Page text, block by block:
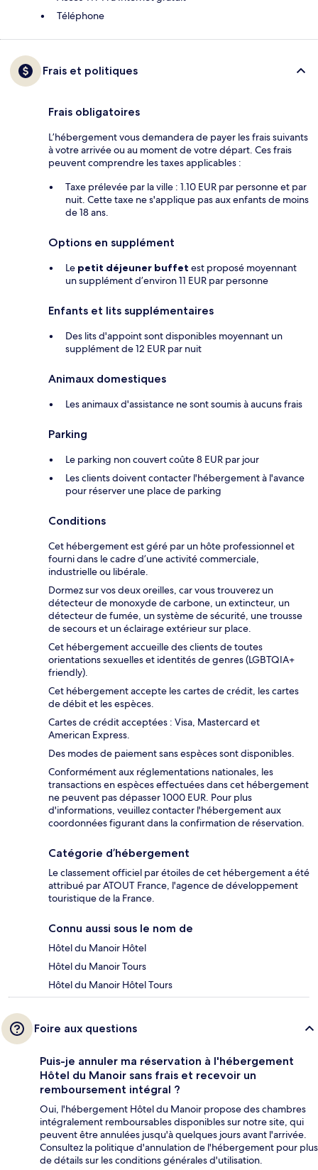
Téléphone
Frais et politiques
Frais obligatoires
L’hébergement vous demandera de payer les frais suivants
à votre arrivée ou au moment de votre départ. Ces frais
peuvent comprendre les taxes applicables :
Taxe prélevée par la ville : 1.10 EUR par personne et par
nuit. Cette taxe ne s'applique pas aux enfants de moins
de 18 ans.
Options en supplément
Le petit déjeuner buffet est proposé moyennant
un supplément d’environ 11 EUR par personne
Enfants et lits supplémentaires
Des lits d'appoint sont disponibles moyennant un
supplément de 12 EUR par nuit
Animaux domestiques
Les animaux d'assistance ne sont soumis à aucuns frais
Parking
Le parking non couvert coûte 8 EUR par jour
Les clients doivent contacter l'hébergement à l'avance
pour réserver une place de parking
Conditions
Cet hébergement est géré par un hôte professionnel et
fourni dans le cadre d’une activité commerciale,
industrielle ou libérale.
Dormez sur vos deux oreilles, car vous trouverez un
détecteur de monoxyde de carbone, un extincteur, un
détecteur de fumée, un système de sécurité, une trousse
de secours et un éclairage extérieur sur place.
Cet hébergement accueille des clients de toutes
orientations sexuelles et identités de genres (LGBTQIA+
friendly).
Cet hébergement accepte les cartes de crédit, les cartes
de débit et les espèces.
Cartes de crédit acceptées : Visa, Mastercard et
American Express.
Des modes de paiement sans espèces sont disponibles.
Conformément aux réglementations nationales, les
transactions en espèces effectuées dans cet hébergement
ne peuvent pas dépasser 1000 EUR. Pour plus
d'informations, veuillez contacter l'hébergement aux
coordonnées figurant dans la confirmation de réservation.
Catégorie d’hébergement
Le classement officiel par étoiles de cet hébergement a été
attribué par ATOUT France, l'agence de développement
touristique de la France.
Connu aussi sous le nom de
Hôtel du Manoir Hôtel
Hôtel du Manoir Tours
Hôtel du Manoir Hôtel Tours
Foire aux questions
Puis-je annuler ma réservation à l'hébergement
Hôtel du Manoir sans frais et recevoir un
remboursement intégral ?
Oui, l'hébergement Hôtel du Manoir propose des chambres
intégralement remboursables disponibles sur notre site, qui
peuvent être annulées jusqu'à quelques jours avant l'arrivée.
Consultez la politique d'annulation de l'hébergement pour plus
de détails sur les conditions générales d'utilisation.